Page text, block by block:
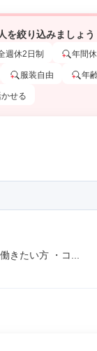
を絞り込みましょう
週休2日制 年間
服装自由 年
せる
きたい方 ・コ...